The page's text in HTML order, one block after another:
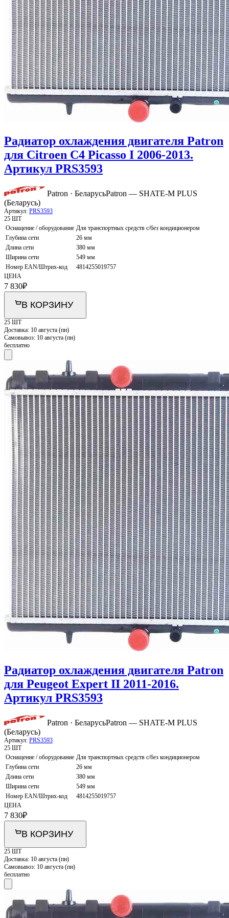
Радиатор охлаждения двигателя Patron
для Citroen C4 Picasso I 2006-2013.
Артикул PRS3593
Patron · БеларусьPatron — SHATE-M PLUS
(Беларусь)
Артикул: PRS3593
25 ШТ
Оснащение / оборудование Для транспортных средств с/без кондиционером
Глубина сети
26 мм
Длина сети
380 мм
Ширина сети
549 мм
Номер EAN/Штрих-код
4814255019757
ЦЕНА
7 830₽
В КОРЗИНУ
25 ШТ
Доставка: 10 августа (пн)
Самовывоз: 10 августа (пн)
бесплатно
Радиатор охлаждения двигателя Patron
для Peugeot Expert II 2011-2016.
Артикул PRS3593
Patron · БеларусьPatron — SHATE-M PLUS
(Беларусь)
Артикул: PRS3593
25 ШТ
Оснащение / оборудование Для транспортных средств с/без кондиционером
Глубина сети
26 мм
Длина сети
380 мм
Ширина сети
549 мм
Номер EAN/Штрих-код
4814255019757
ЦЕНА
7 830₽
В КОРЗИНУ
25 ШТ
Доставка: 10 августа (пн)
Самовывоз: 10 августа (пн)
бесплатно